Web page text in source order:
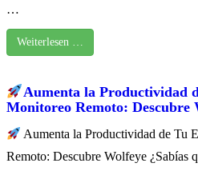
…
Weiterlesen …
Aumenta la Productividad
Monitoreo Remoto: Descubre
Aumenta la Productividad de Tu
Remoto: Descubre Wolfeye ¿Sabías